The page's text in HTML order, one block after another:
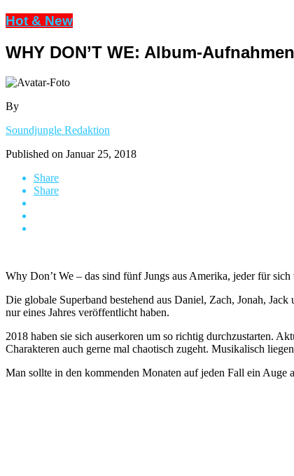
Hot & New
WHY DON’T WE: Album-
By
Soundjungle Redaktion
Published on Januar 25, 2018
Share
Share
Why Don’t We – das sind fünf Jungs aus Amerika, jeder für
Die globale Superband bestehend aus Daniel, Zach, Jonah,
nur eines Jahres veröffentlicht haben.
2018 haben sie sich auserkoren um so richtig durchzustarten.
Charakteren auch gerne mal chaotisch zugeht. Musikalisch
Man sollte in den kommenden Monaten auf jeden Fall ein Auge